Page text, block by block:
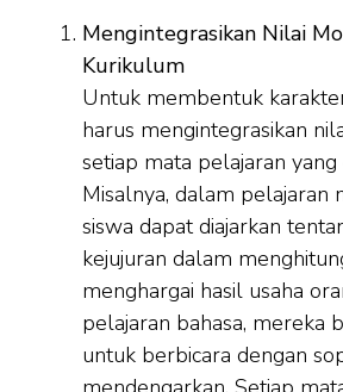
Mengintegrasikan Nilai
Kurikulum
Untuk membentuk
harus mengintegrasikan
setiap mata pelajaran yang
Misalnya, dalam pelajaran
siswa dapat diajarkan
kejujuran dalam
menghargai hasil usaha
pelajaran bahasa, mereka
untuk berbicara dengan